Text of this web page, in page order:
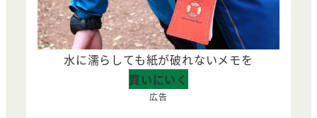
水に濡らしても紙が破れないメモを
買いにいく
広告